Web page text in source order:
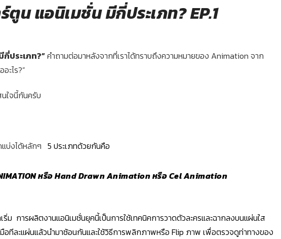
ตูน แอนิเมชั่น มีกี่ประเภท? EP.1
กี่ประเภท?”คำถามต่อมาหลังจากที่เราได้ทราบถึงความหมายของ Animation จาก
ะไร?”
ใจนี้กันครับ
บ่งได้หลักๆ 5 ประเภทด้วยกันคือ
หรือ Hand DrawnAnimation หรือCel Animation
ริ่ม การผลิตงานแอนิเมชั่นยุคนี้เป็นการใช้เทคนิคการวาดตัวละครและฉากลงบนแผ่นใส
อทีละแผ่นแล้วนำมาซ้อนกันและใช้วิธีการพลิกภาพหรือ Flip ภาพ เพื่อตรวจดูท่าทางของ